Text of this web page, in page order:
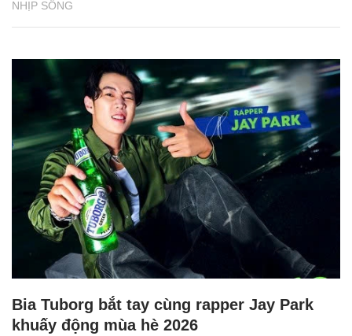
NHỊP SỐNG
Bia Tuborg bắt tay cùng rapper Jay Park
khuấy động mùa hè 2026